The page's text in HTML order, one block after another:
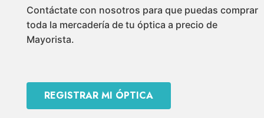
Contáctate con nosotros para que puedas comprar
toda la mercadería de tu óptica a precio de
Mayorista.
REGISTRAR MI ÓPTICA